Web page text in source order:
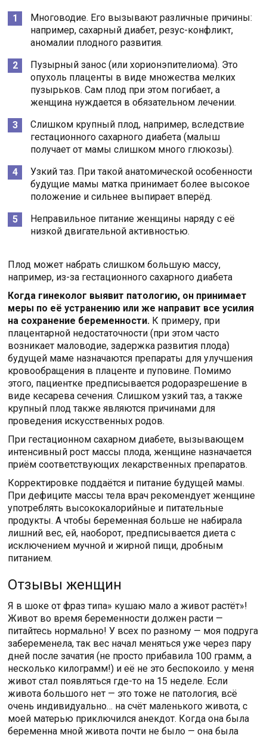
Многоводие. Его вызывают различные причины:
например, сахарный диабет, резус-конфликт,
аномалии плодного развития.
Пузырный занос (или хорионэпителиома). Это
опухоль плаценты в виде множества мелких
пузырьков. Сам плод при этом погибает, а
женщина нуждается в обязательном лечении.
Слишком крупный плод, например, вследствие
гестационного сахарного диабета (малыш
получает от мамы слишком много глюкозы).
Узкий таз. При такой анатомической особенности
будущие мамы матка принимает более высокое
положение и сильнее выпирает вперёд.
Неправильное питание женщины наряду с её
низкой двигательной активностью.
Плод может набрать слишком большую массу,
например, из-за гестационного сахарного диабета
Когда гинеколог выявит патологию, он принимает
меры по её устранению или же направит все усилия
на сохранение беременности. К примеру, при
плацентарной недостаточности (при этом часто
возникает маловодие, задержка развития плода)
будущей маме назначаются препараты для улучшения
кровообращения в плаценте и пуповине. Помимо
этого, пациентке предписывается родоразрешение в
виде кесарева сечения. Слишком узкий таз, а также
крупный плод также являются причинами для
проведения искусственных родов.
При гестационном сахарном диабете, вызывающем
интенсивный рост массы плода, женщине назначается
приём соответствующих лекарственных препаратов.
Корректировке поддаётся и питание будущей мамы.
При дефиците массы тела врач рекомендует женщине
употреблять высококалорийные и питательные
продукты. А чтобы беременная больше не набирала
лишний вес, ей, наоборот, предписывается диета с
исключением мучной и жирной пищи, дробным
питанием.
Отзывы женщин
Я в шоке от фраз типа» кушаю мало а живот растёт»!
Живот во время беременности должен расти —
питайтесь нормально! У всех по разному — моя подруга
забеременела, так вес начал меняться уже через пару
дней после зачатия (не просто прибавила 100 грамм, а
несколько килограмм!) и её не это беспокоило. у меня
живот стал появляться где-то на 15 неделе. Если
живота большого нет — это тоже не патология, всё
очень индивидуально… на счёт маленького живота, с
моей матерью приключился анекдот. Когда она была
беременна мной живота почти не было — она была